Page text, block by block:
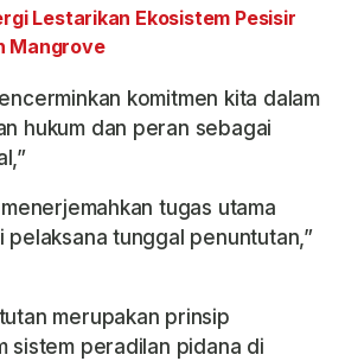
Lestarikan Ekosistem Pesisir
Mangrove
komitmen kita dalam
hukum dan peran sebagai
tugas utama
pelaksana tunggal penuntutan,”
merupakan prinsip
sistem peradilan pidana di